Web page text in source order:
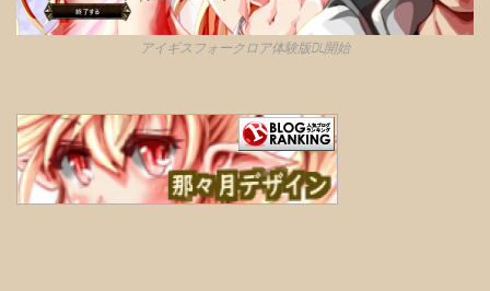
アイギスフォークロア体験版DL開始